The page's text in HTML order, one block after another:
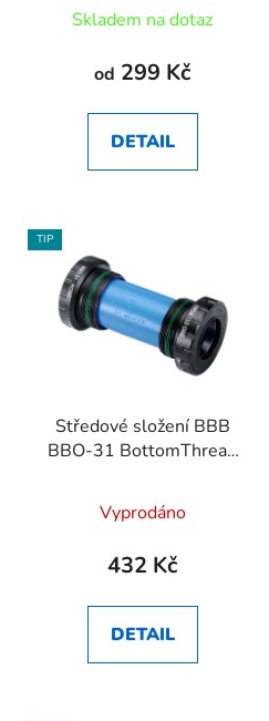
Skladem na dotaz
od 299 Kč
DETAIL
TIP
Středové složení BBB
BBO-31 BottomThread
Vyprodáno
432 Kč
DETAIL